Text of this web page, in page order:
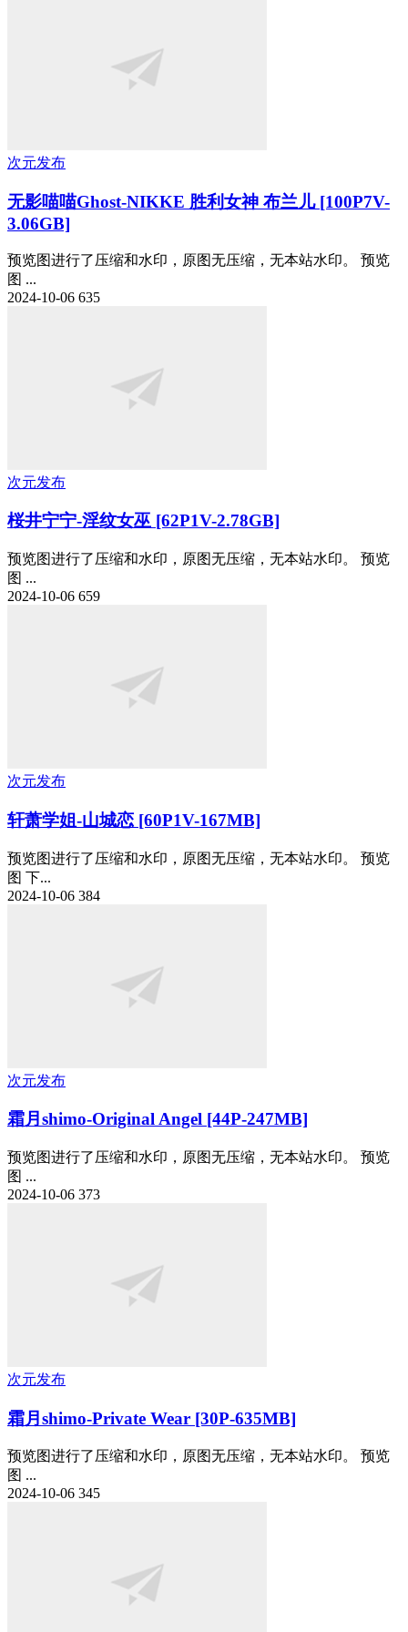
次元发布
无影喵喵Ghost-NIKKE 胜利女神 布兰儿 [100P7V-
3.06GB]
预览图进行了压缩和水印，原图无压缩，无本站水印。 预览
图 ...
2024-10-06 635
次元发布
桜井宁宁-淫纹女巫 [62P1V-2.78GB]
预览图进行了压缩和水印，原图无压缩，无本站水印。 预览
图 ...
2024-10-06 659
次元发布
轩萧学姐-山城恋 [60P1V-167MB]
预览图进行了压缩和水印，原图无压缩，无本站水印。 预览
图 下...
2024-10-06 384
次元发布
霜月shimo-Original Angel [44P-247MB]
预览图进行了压缩和水印，原图无压缩，无本站水印。 预览
图 ...
2024-10-06 373
次元发布
霜月shimo-Private Wear [30P-635MB]
预览图进行了压缩和水印，原图无压缩，无本站水印。 预览
图 ...
2024-10-06 345